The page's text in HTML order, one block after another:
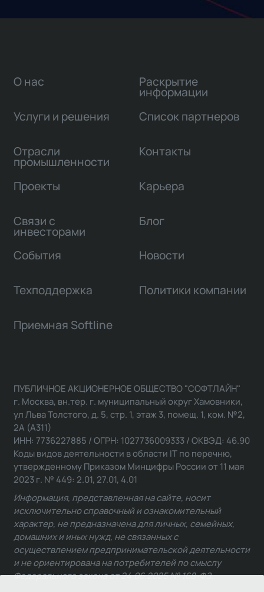
О нас
Услуги и решения
Отрасли
промышленности
Проекты
Связи с
инвесторами
Раскрытие
информации
Список партнеров
Контакты
Карьера
Блог
События Новости
Техподдержка Политики компании
Приемная Softline
ПУБЛИЧНОЕ АКЦИОНЕРНОЕ ОБЩЕСТВО "СОФТЛАЙН"
г. Москва, вн.тер. г. муниципальный округ Хамовники,
ул Льва Толстого, д. 5, стр. 1, этаж 3, помещ. 1, ком. №2,
2А (А311)
ИНН: 7736227885 / ОГРН: 1027736009333 / ОКВЭД: 46.90
Коды видов деятельности в области IT по перечню,
утвержденному Приказом Минцифры России от 11 мая
2023 г. № 449: 2.01, 27.01, 4.01
Информация, представленная на сайте, носит
исключительно справочный и ознакомительный
характер, не предназначена для личных, семейных,
домашних и иных нужд, не связанных с
осуществлением предпринимательской деятельности
и не ориентирована на потребителей по смыслу
Федерального закона от 24.06.2025 № 168-ФЗ.